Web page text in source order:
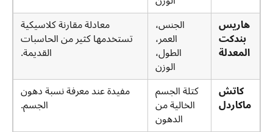
هاريس
بندكت
المعدلة
الجنس،
العمر،
الطول،
الوزن
معادلة مقارنة كلاسيكية
تستخدمها كثير من الحاسبات
القديمة.
كاتش
ماكاردل
كتلة الجسم
الخالية من
الدهون
مفيدة عند معرفة نسبة دهون
الجسم.